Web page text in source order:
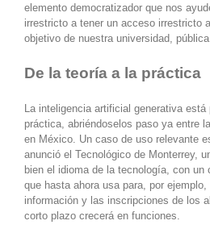
elemento democratizador que nos
irrestricto a tener un acceso irrestricto
objetivo de nuestra universidad,
De la teoría a la práctica
La inteligencia artificial generativa
práctica, abriéndoselos paso ya entre
en México. Un caso de uso relevante
anunció el Tecnológico de Monterrey,
bien el idioma de la tecnología, con un
que hasta ahora usa para, por
información y las inscripciones de los
corto plazo crecerá en funciones.